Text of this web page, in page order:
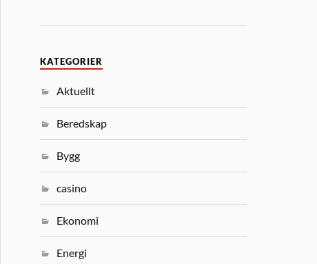
KATEGORIER
Aktuellt
Beredskap
Bygg
casino
Ekonomi
Energi